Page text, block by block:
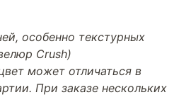
особенно текстурных
Crush)
может отличаться в
При заказе нескольких